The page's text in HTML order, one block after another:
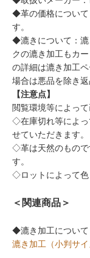
◆革の価格について
す。
◆漉きについて：漉
クの漉き加工もカ
の詳細は漉き加工
場合は悪品を除き
【注意点】
閲覧環境等によっ
◇在庫切れ等によっ
せていただきます。
◇革は天然のもので
す。
◇ロットによって色
＜関連商品＞
◆漉き加工について
漉き加工（小判サイ